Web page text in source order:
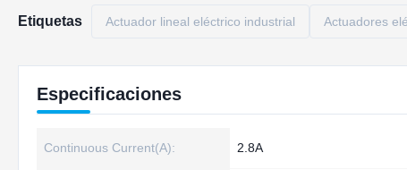
Etiquetas Actuador lineal eléctrico industrial Actuadores
Especificaciones
Continuous Current(A): 2.8A